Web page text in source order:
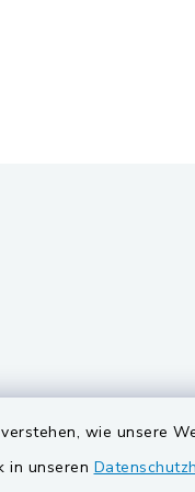
wie unsere
in unseren